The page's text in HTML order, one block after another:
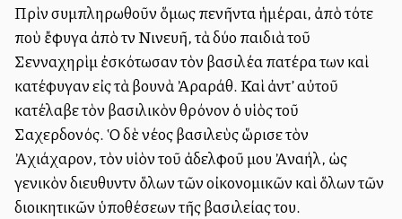
Πρὶν συμπληρωθοῦν ὅμως πενῆντα ἡμέραι, ἀπὸ τότε
ποὺ ἔφυγα ἀπὸ τὴν Νινευῆ, τὰ δύο παιδιὰ τοῦ
Σενναχηρὶμ ἐσκότωσαν τὸν βασιλέα πατέρα των καὶ
κατέφυγαν εἰς τὰ βουνὰ Ἀραράθ. Καὶ ἀντ’ αὐτοῦ
κατέλαβε τὸν βασιλικὸν θρόνον ὁ υἱὸς τοῦ
Σαχερδονός. Ὁ δὲ νέος βασιλεὺς ὥρισε τὸν
Ἀχιάχαρον, τὸν υἱὸν τοῦ ἀδελφοῦ μου Ἀναήλ, ὡς
γενικὸν διευθυντὴν ὅλων τῶν οἰκονομικῶν καὶ ὅλων τῶν
διοικητικῶν ὑποθέσεων τῆς βασιλείας του.